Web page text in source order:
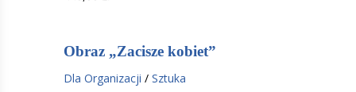
Obraz „Zacisze kobiet”
Dla Organizacji / Sztuka